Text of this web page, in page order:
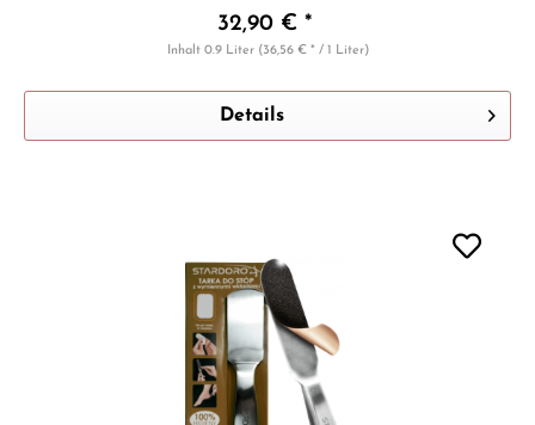
32,90 € *
Inhalt 0.9 Liter (36,56 € * / 1 Liter)
Details